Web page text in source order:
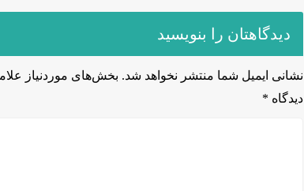
دیدگاهتان را بنویسید
نشانی ایمیل شما منتشر نخواهد شد. بخش‌های موردنیاز
دیدگاه *